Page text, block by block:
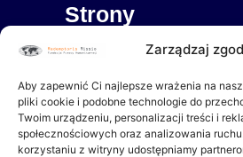
Zarządzaj
Aby zapewnić Ci najlepsze wrażenia na
pliki cookie i podobne technologie do
Twoim urządzeniu, personalizacji treści i
społecznościowych oraz analizowania
korzystaniu z witryny udostępniamy
b
o
o
k
-
f
a
g
r
a
m
Strony
Dokumenty
Wpłacam
Czasopismo “Oswoić Tropik”